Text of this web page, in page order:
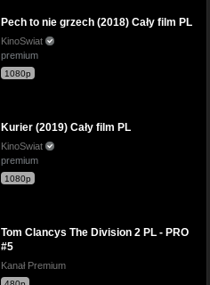
Pech to nie grzech (2018) Cały film PL
KinoSwiat
premium
1080p
Kurier (2019) Cały film PL
KinoSwiat
premium
1080p
Tom Clancys The Division 2 PL - PRO
#5
Kanał Premium